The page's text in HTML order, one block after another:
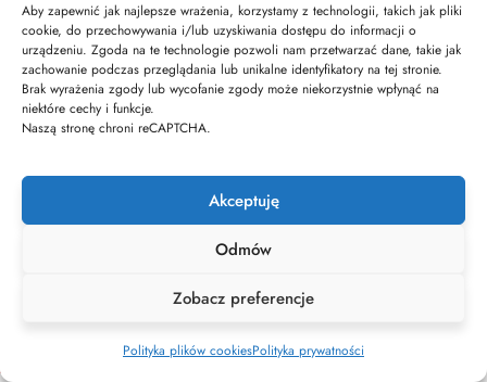
Aby zapewnić jak najlepsze wrażenia, korzystamy z technologii, takich jak pliki
cookie, do przechowywania i/lub uzyskiwania dostępu do informacji o
urządzeniu. Zgoda na te technologie pozwoli nam przetwarzać dane, takie jak
zachowanie podczas przeglądania lub unikalne identyfikatory na tej stronie.
Brak wyrażenia zgody lub wycofanie zgody może niekorzystnie wpłynąć na
niektóre cechy i funkcje.
Naszą stronę chroni reCAPTCHA.
Akceptuję
Odmów
Zobacz preferencje
Polityka plików cookiesPolityka prywatności
Polityka cookies
Polityka prywatności
© Wszystkie prawa zastrzeżone Agenda BHP